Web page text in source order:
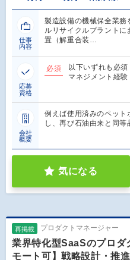
仕事
内容
製造設備の機械保全業務
ルリサイクルプラント
置（解重合装…
応募
資格
必須
以下いずれも必
マネジメント経験
会社
概要
例えば使用済みのペッ
し、再び石油由来と同
気になる
再掲載 プロダクトマネージャー
業界特化型SaaSのプロダ
モート可】戦略設計・推